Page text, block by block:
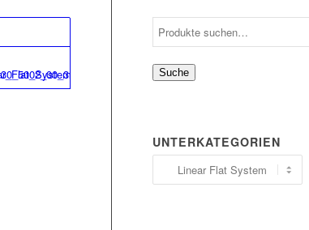
Suche
UNTERKATEGORIEN